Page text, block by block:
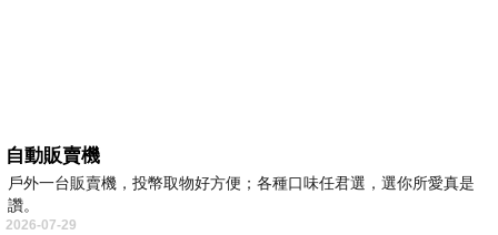
自動販賣機
戶外一台販賣機，投幣取物好方便；各種口味任君選，選你所愛真是
讚。
2026-07-29